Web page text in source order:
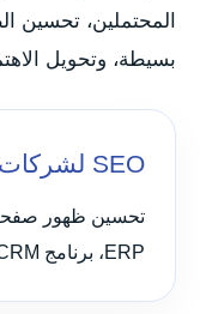
المحتملين، تحسين
بسيطة، وتحويل
SEO لشركات البرمجيات
تحسين ظهور
ERP، برنامج CRM، شركة برمجيات، وحلول تقنية.